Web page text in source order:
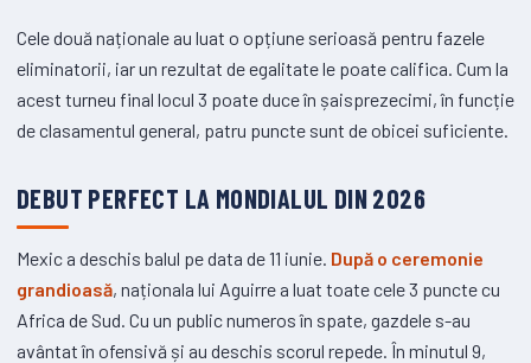
Cele două naționale au luat o opțiune serioasă pentru fazele
eliminatorii, iar un rezultat de egalitate le poate califica. Cum la
acest turneu final locul 3 poate duce în șaisprezecimi, în funcție
de clasamentul general, patru puncte sunt de obicei suficiente.
DEBUT PERFECT LA MONDIALUL DIN 2026
Mexic a deschis balul pe data de 11 iunie. După o ceremonie
grandioasă, naționala lui Aguirre a luat toate cele 3 puncte cu
Africa de Sud. Cu un public numeros în spate, gazdele s-au
avântat în ofensivă și au deschis scorul repede. În minutul 9,